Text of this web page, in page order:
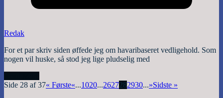
Redak
For et par skriv siden øffede jeg om havaribaseret vedligehold. Som
nogen vil huske, så stod jeg lige pludselig med
Side 28 af 37« Første«...1020...2627282930...»Sidste »